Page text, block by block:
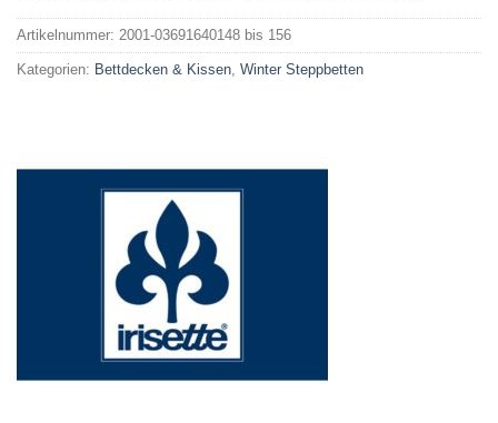
Alternative:
Artikelnummer: 2001-03691640148 bis 156
Kategorien: Bettdecken & Kissen Winter Steppbetten